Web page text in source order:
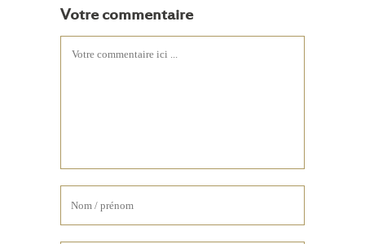
Votre commentaire